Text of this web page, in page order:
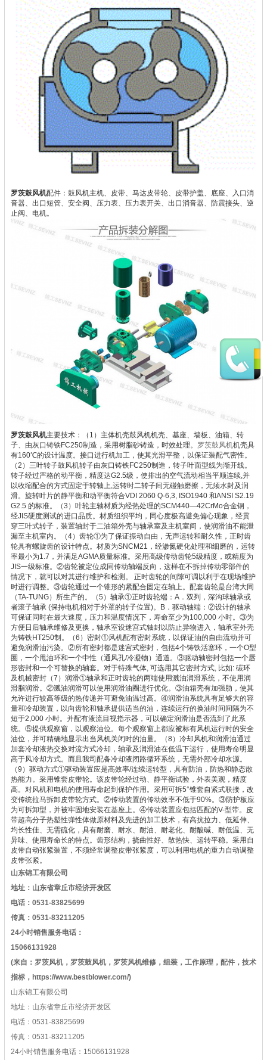
罗茨鼓风机配件：鼓风机主机、皮带、马达皮带轮、皮带护盖、底座、入口消
音器、出口短管、安全阀、压力表、压力表开关、出口消音器、防震接头、逆
止阀、电机。
罗茨鼓风机主要技术： （1）主体机壳鼓风机机壳、基座、墙板、油箱、转
子、由灰口铸铁FC250制造，采用树脂砂铸造，时效处理。 罗茨鼓风机机壳具
有160℃的设计温度。接口进行机加工，使其光滑平整，以保证装配气密性。
（2）三叶转子鼓风机转子由灰口铸铁FC250制造，转子叶面型线为渐开线。
转子经过严格的动平衡，精度达G2.5级，使排出的空气流动相当平顺连续,并
以收缩配合的方式固定于转轴上,运转时二转子间无碰触磨擦，无须水封及润
滑。 旋转叶片的静平衡和动平衡符合VDI 2060 Q-6,3, ISO1940 和ANSI S2.19
G2.5 的标准。
（3）叶轮主轴材质为经热处理的SCM440—42CrMo合金钢，
经JIS硬度测试的进口品质。材质组织平均，同心度极高避免偏心现象，经贯
穿三叶式转子，装置轴封于二油箱外壳与轴承室及主机室间，使润滑油不能泄
漏至主机室内。
（4）齿轮①为了保证振动自由，无声运转和耐久性，正时齿
轮具有螺旋齿的设计特点。材质为SNCM21，经渗氮硬化处理和细磨的，运转
率最小为1.7，并满足AGMA质量标准。采用高级传动齿轮5级精度，或精度为
JIS一级标准。 ②齿轮被定位成同传动轴端反向，这样在不拆掉传动零部件的
情况下，就可以对其进行维护和检测。 正时齿轮的间隙可调以利于在现场维护
时进行调整。 ③齿轮通过一个锥形的紧配合固定在轴上。 配套齿轮是台湾大同
（TA-TUNG）所生产的。
（5）轴承①正时齿轮端： A．双列，深沟球轴承或
者滚子轴承 (保持电机相对于外罩的转子位置)。 B．驱动轴端： ②设计的轴承
可保证同时在最大速度，压力和温度情况下，寿命至少为100,000 小时。 ③为
方便日后轴承维修及更换，轴承室设迷宫式轴封以防止异物进入，轴承室外壳
为铸铁HT250制。
（6）密封①风机配有密封系统，以保证油的自由流动并可
避免润滑油污染。 ②所有密封都是迷宫式密封，包括4个铸铁活塞环，一个O型
圈，一个甩油环和一个中性（通风孔/冷凝物）通道。 ③驱动轴密封包括一个唇
形密封和一个可替换的轴套。 对于特殊气体, 可选用其它密封方式, 比如: 碳环
及机械密封（7）润滑①轴承和正时齿轮的两端使用溅油润滑系统，不使用润
滑脂润滑。 ②溅油润滑可以使用润滑油圈进行优化。 ③油箱壳有加强肋，使其
允许进行较高等级的热传递并可避免油温过高。 ④润滑油系统具有足够大的容
量和冷却装置，以向齿轮和轴承提供适当的油，连续运行的换油时间间隔为不
短于2,000 小时。并配有液流目视指示器，可以确定润滑油是否流到了此系
统。 ⑤提供观察窗，以观察油位。每个观察窗上都应被标有风机运行时的安全
油位，并可精确地显示出当风机关闭时的油量。
（8）冷却风机和润滑油通过
加套冷却液热交换对流方式冷却，轴承及润滑油在低温下运行，使用寿命明显
高于风冷却方式。而且我司配备冷却液闭路循环系统，无需外部冷却水源。
（9）驱动方式①驱动装置应是高效率/连续运转型，具有防油，防热和静态散
热能力。 采用锥套皮带轮。该皮带轮经过动、静平衡试验，外表美观，精度
高。对风机和电机的使用寿命起到保护作用。采用可拆5°锥套自紧式联接，改
变传统拉马拆卸皮带轮方式。 ②传动装置的传动效率不低于90%。 ③防护板应
为可拆卸型，并被牢固地安装在基座上。 ④传动装置应包括匹配的V-型带。 皮
带超高分子热塑性弹性体做原材料及先进的加工技术，有高抗拉力、低延伸、
均长性佳、无需硫化，具有耐磨、耐水、耐油、耐老化、耐酸碱、耐低温、无
异味、使用寿命长的特点。齿形结构，挠曲性好、散热快、运转平稳。 采用自
皮带自动张紧装置，不须经常调整皮带张紧度，可以利用电机的重力自动调整
皮带张紧。
山东锦工有限公司
地址：山东省章丘市经济开发区
电话：0531-83825699
传真：0531-83211205
24小时销售服务电话：
15066131928
(来自：罗茨风机，罗茨鼓风机，罗茨风机维修，组装，工作原理，配件，技术
指标，https://www.bestblower.com/)
山东锦工有限公司
地址：山东省章丘市经济开发区
电话：0531-83825699
传真：0531-83211205
24小时销售服务电话：15066131928